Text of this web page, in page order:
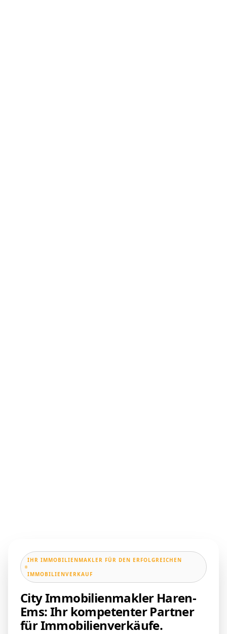
IHR IMMOBILIENMAKLER FÜR DEN ERFOLGREICHEN
IMMOBILIENVERKAUF
City Immobilienmakler Haren-
Ems: Ihr kompetenter Partner
für Immobilienverkäufe.